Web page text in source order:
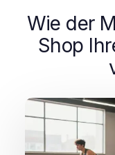
Wie der
Shop